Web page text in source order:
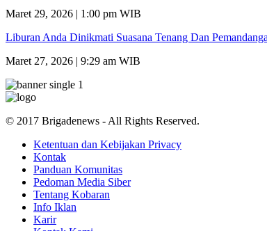
Maret 29, 2026 | 1:00 pm WIB
Liburan Anda Dinikmati Suasana Tenang Dan
Maret 27, 2026 | 9:29 am WIB
© 2017 Brigadenews - All Rights Reserved.
Ketentuan dan Kebijakan Privacy
Kontak
Panduan Komunitas
Pedoman Media Siber
Tentang Kobaran
Info Iklan
Karir